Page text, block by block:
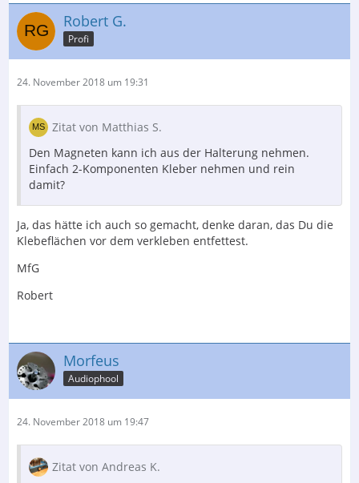
Robert G.
Profi
24. November 2018 um 19:31
Zitat von Matthias S.
Den Magneten kann ich aus der Halterung nehmen.
Einfach 2-Komponenten Kleber nehmen und rein
damit?
Ja, das hätte ich auch so gemacht, denke daran, das Du die
Klebeflächen vor dem verkleben entfettest.
MfG
Robert
Morfeus
Audiophool
24. November 2018 um 19:47
Zitat von Andreas K.